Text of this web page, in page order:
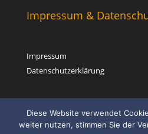
Impressum &
Impressum
Datenschutzerklärung
Diese Website verwendet
weiter nutzen, stimmen Sie der